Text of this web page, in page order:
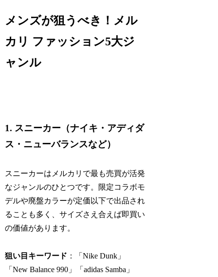
メンズが狙うべき！メル
カリ ファッション5大ジ
ャンル
1. スニーカー（ナイキ・アディダ
ス・ニューバランスなど）
スニーカーはメルカリで最も売買が活発
なジャンルのひとつです。限定コラボモ
デルや廃盤カラーが定価以下で出品され
ることも多く、サイズさえ合えば即買い
の価値があります。
狙い目キーワード ：「Nike Dunk」
「New Balance 990」「adidas Samba」